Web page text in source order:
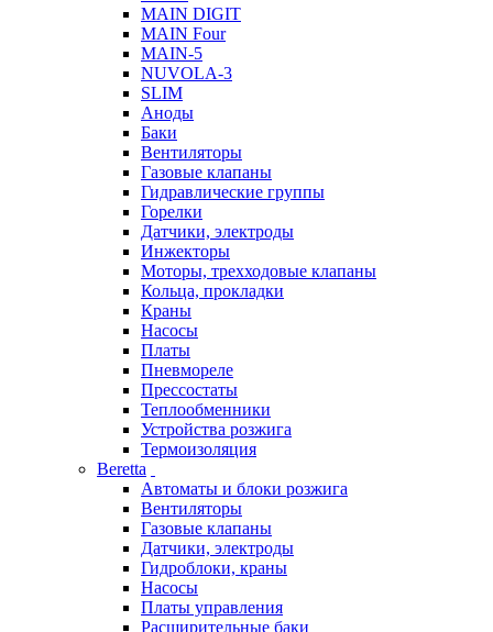
MAIN DIGIT
MAIN Four
MAIN-5
NUVOLA-3
SLIM
Аноды
Баки
Вентиляторы
Газовые клапаны
Гидравлические группы
Горелки
Датчики, электроды
Инжекторы
Моторы, трехходовые клапаны
Кольца, прокладки
Краны
Насосы
Платы
Пневмореле
Прессостаты
Теплообменники
Устройства розжига
Термоизоляция
Beretta
Автоматы и блоки розжига
Вентиляторы
Газовые клапаны
Датчики, электроды
Гидроблоки, краны
Насосы
Платы управления
Расширительные баки